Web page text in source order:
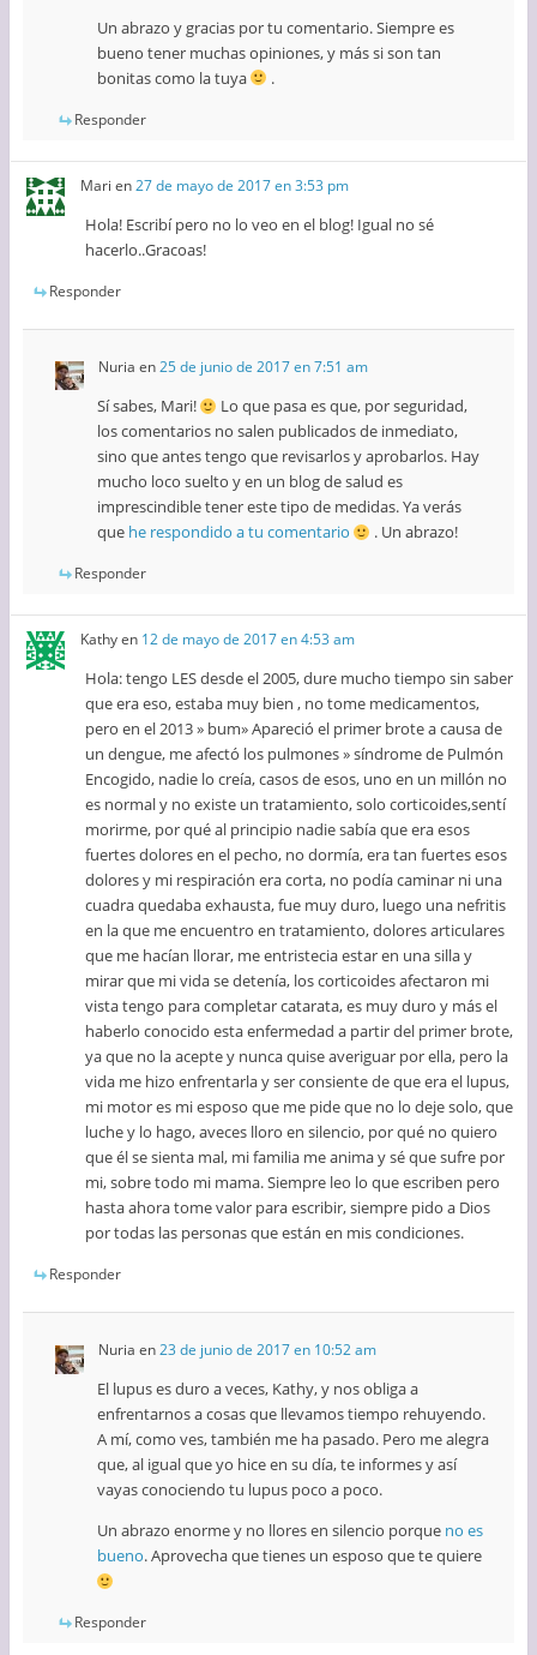
Un abrazo y gracias por tu comentario. Siempre es
bueno tener muchas opiniones, y más si son tan
bonitas como la tuya
.
Responder
Mari en27 de mayo de 2017 en 3:53 pm
Hola! Escribí pero no lo veo en el blog! Igual no sé
hacerlo..Gracoas!
Responder
Nuria en25 de junio de 2017 en 7:51 am
Sí sabes, Mari!
Lo que pasa es que, por seguridad,
los comentarios no salen publicados de inmediato,
sino que antes tengo que revisarlos y aprobarlos. Hay
mucho loco suelto y en un blog de salud es
imprescindible tener este tipo de medidas. Ya verás
que he respondido a tu comentario . Un abrazo!
Responder
Kathyen 12 de mayo de 2017 en 4:53 am
Hola: tengo LES desde el 2005, dure mucho tiempo sin saber
que era eso, estaba muy bien , no tome medicamentos,
pero en el 2013 » bum» Apareció el primer brote a causa de
un dengue, me afectó los pulmones » síndrome de Pulmón
Encogido, nadie lo creía, casos de esos, uno en un millón no
es normal y no existe un tratamiento, solo corticoides,sentí
morirme, por qué al principio nadie sabía que era esos
fuertes dolores en el pecho, no dormía, era tan fuertes esos
dolores y mi respiración era corta, no podía caminar ni una
cuadra quedaba exhausta, fue muy duro, luego una nefritis
en la que me encuentro en tratamiento, dolores articulares
que me hacían llorar, me entristecia estar en una silla y
mirar que mi vida se detenía, los corticoides afectaron mi
vista tengo para completar catarata, es muy duro y más el
haberlo conocido esta enfermedad a partir del primer brote,
ya que no la acepte y nunca quise averiguar por ella, pero la
vida me hizo enfrentarla y ser consiente de que era el lupus,
mi motor es mi esposo que me pide que no lo deje solo, que
luche y lo hago, aveces lloro en silencio, por qué no quiero
que él se sienta mal, mi familia me anima y sé que sufre por
mi, sobre todo mi mama. Siempre leo lo que escriben pero
hasta ahora tome valor para escribir, siempre pido a Dios
por todas las personas que están en mis condiciones.
Responder
Nuria en23 de junio de 2017 en 10:52 am
El lupus es duro a veces, Kathy, y nos obliga a
enfrentarnos a cosas que llevamos tiempo rehuyendo.
A mí, como ves, también me ha pasado. Pero me alegra
que, al igual que yo hice en su día, te informes y así
vayas conociendo tu lupus poco a poco.
Un abrazo enorme y no llores en silencio porque no es
bueno. Aprovecha que tienes un esposo que te quiere
Responder